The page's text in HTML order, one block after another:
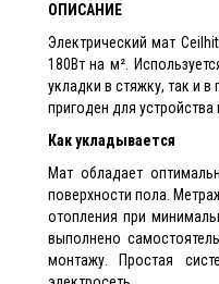
ОПИСАНИЕ
Электрический мат
180Вт на м².
укладки в стяжку, так и
пригоден для устройства
Как укладывается
Мат обладает
поверхности пола.
отопления при
выполнено
монтажу. Простая